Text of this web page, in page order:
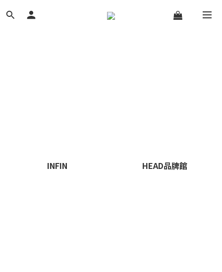
INFIN HEAD品牌館